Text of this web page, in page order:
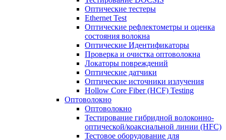
Оптические тестеры
Ethernet Test
Оптические рефлектометры и оценка
состояния волокна
Оптические Идентификаторы
Проверка и очистка оптоволокна
Локаторы повреждений
Оптические датчики
Оптические источники излучения
Hollow Core Fiber (HCF) Testing
Оптоволокно
Оптоволокно
Тестирование гибридной волоконно-
оптической/коаксиальной линии (HFC)
Тестовое оборудование для